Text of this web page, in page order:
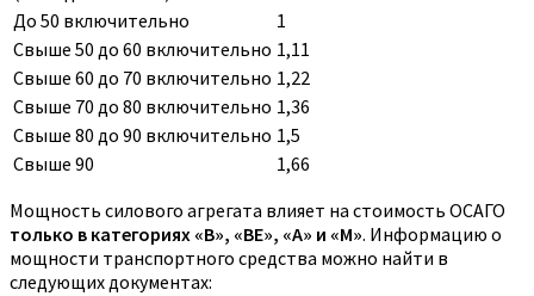
До 50 включительно
1
Свыше 50 до 60 включительно 1,11
Свыше 60 до 70 включительно 1,22
Свыше 70 до 80 включительно 1,36
Свыше 80 до 90 включительно 1,5
Свыше 90
1,66
Мощность силового агрегата влияет на стоимость ОСАГО
только в категориях «B», «BE», «A» и «M». Информацию о
мощности транспортного средства можно найти в
следующих документах: